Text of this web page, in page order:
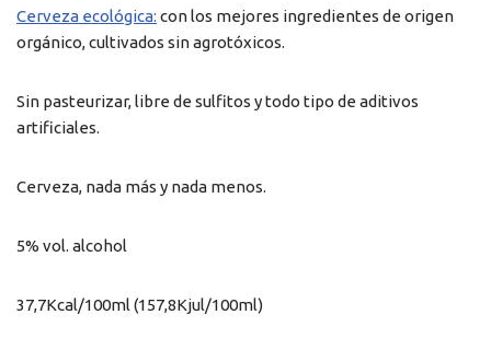
Cerveza ecológica: con los mejores ingredientes de origen
orgánico, cultivados sin agrotóxicos.
Sin pasteurizar, libre de sulfitos y todo tipo de aditivos
artificiales.
Cerveza, nada más y nada menos.
5% vol. alcohol
37,7Kcal/100ml (157,8Kjul/100ml)